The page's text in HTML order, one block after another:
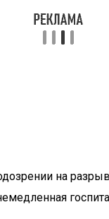
на